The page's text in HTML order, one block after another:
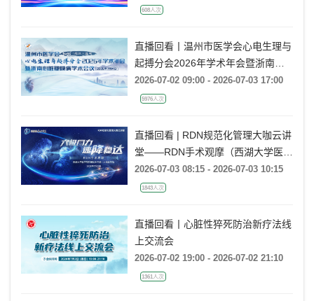
608人次
直播回看丨温州市医学会心电生理与
起搏分会2026年学术年会暨浙南心
脏瓣膜病学术会议
2026-07-02 09:00 - 2026-07-03 17:00
5976人次
直播回看 | RDN规范化管理大咖云讲
堂——RDN手术观摩（西湖大学医学
院附属杭州市第一人民医院站）
2026-07-03 08:15 - 2026-07-03 10:15
1843人次
直播回看丨心脏性猝死防治新疗法线
上交流会
2026-07-02 19:00 - 2026-07-02 21:10
1361人次